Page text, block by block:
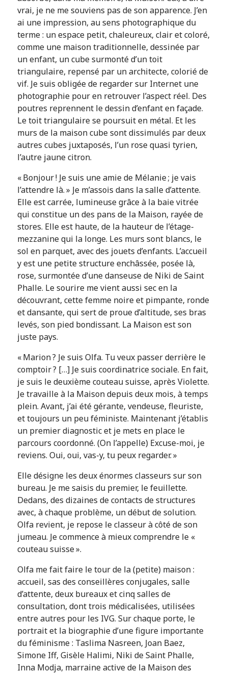
vrai, je ne me souviens pas de son apparence. J’en
ai une impression, au sens photographique du
terme : un espace petit, chaleureux, clair et coloré,
comme une maison traditionnelle, dessinée par
un enfant, un cube surmonté d’un toit
triangulaire, repensé par un architecte, colorié de
vif. Je suis obligée de regarder sur Internet une
photographie pour en retrouver l’aspect réel. Des
poutres reprennent le dessin d’enfant en façade.
Le toit triangulaire se poursuit en métal. Et les
murs de la maison cube sont dissimulés par deux
autres cubes juxtaposés, l’un rose quasi tyrien,
l’autre jaune citron.
« Bonjour ! Je suis une amie de Mélanie ; je vais
l’attendre là. » Je m’assois dans la salle d’attente.
Elle est carrée, lumineuse grâce à la baie vitrée
qui constitue un des pans de la Maison, rayée de
stores. Elle est haute, de la hauteur de l’étage-
mezzanine qui la longe. Les murs sont blancs, le
sol en parquet, avec des jouets d’enfants. L’accueil
y est une petite structure enchâssée, posée là,
rose, surmontée d’une danseuse de Niki de Saint
Phalle. Le sourire me vient aussi sec en la
découvrant, cette femme noire et pimpante, ronde
et dansante, qui sert de proue d’altitude, ses bras
levés, son pied bondissant. La Maison est son
juste pays.
« Marion ? Je suis Olfa. Tu veux passer derrière le
comptoir ? […] Je suis coordinatrice sociale. En fait,
je suis le deuxième couteau suisse, après Violette.
Je travaille à la Maison depuis deux mois, à temps
plein. Avant, j’ai été gérante, vendeuse, fleuriste,
et toujours un peu féministe. Maintenant j’établis
un premier diagnostic et je mets en place le
parcours coordonné. (On l’appelle)Excuse-moi, je
reviens. Oui, oui, vas-y, tu peux regarder. »
Elle désigne les deux énormes classeurs sur son
bureau. Je me saisis du premier, le feuillette.
Dedans, des dizaines de contacts de structures
avec, à chaque problème, un début de solution.
Olfa revient, je repose le classeur à côté de son
jumeau. Je commence à mieux comprendre le «
couteau suisse ».
Olfa me fait faire le tour de la (petite) maison :
accueil, sas des conseillères conjugales, salle
d’attente, deux bureaux et cinq salles de
consultation, dont trois médicalisées, utilisées
entre autres pour les IVG. Sur chaque porte, le
portrait et la biographie d’une figure importante
du féminisme : Taslima Nasreen, Joan Baez,
Simone Iff, Gisèle Halimi, Niki de Saint Phalle,
Inna Modja, marraine active de la Maison des